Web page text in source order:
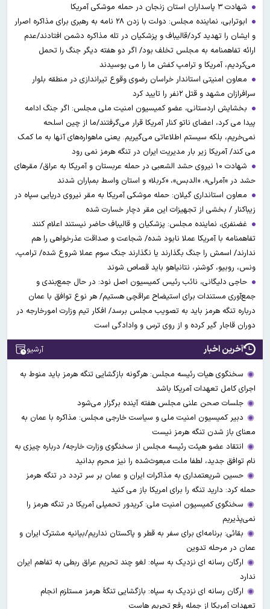
شهادت ۳ ‌پاسداران استان زنجان در حمله موشکی آمریکا
ابوترابی، نماینده مجلس: دولت با زدن ۲۸ نامه به رهبری برای مذاکره اصرار
و ایشان را تهدید کرد/قالیباف و پزشکیان در تله مذاکره دشمن افتادند/عدم
ارائه تفاهمنامه به مجلس تخلف بود/ اگر دو هفته دیگر جنگ را تحمل
می‌کردیم، آمریکا و ترامپ کفش ما را می بوسیدند
معاون امنیتی استاندار خراسان رضوی وقوع تیراندازی در منطقه بلوار
سرافرازان مشهد و قتل ۲نفر را تایید کرد
بخشایش اردستانی، عضو کمیسیون امنیت ملی مجلس: اگر جنگ ادامه
پیدا می کرد، اعضای ناتو کنار آمریکا قرار می‌گرفتند/ما از چین اسلحه
نمی‌خریم، بلکه سیستم اطلاعاتی می‌گیریم. یعنی ماهواره‌های آنها به ما کمک
می کند/ آمریکا زیر بار مدیریت ایران در تنگه هرمز نمی رود
شهادت ۱۰ نیروی حشد الشعبی در حمله عربستان و آمریکا به عراق/ مقرهای
حشد در »آمرلی»، «الدبس»، «کربلا« و استان واسط بمباران شدند
معاون استانداری گیلان: حمله موشکی آمریکا به مقر نیروی دریایی سپاه در
زیباکنار / بخشی از تجهیزات این مقر دچار خسارت شده
غضنفری، نماینده مجلس: پزشکیان و قالیباف حاضر نیستند اعلام کنند
تفاهمنامه با آمریکا عملا نابود شده/ شجاعت و صداقت عذرخواهی را هم
ندارند/ اسمش را جنگ بگذارند یا نگذارند جنگ سوم عملا شروع شده/ ترامپ،
ونس، روبیو، کوشنر، نتانیاهو باید قصاص شوند
حاجی دلیگانی، نائب رئیس کمیسیون اصل نود: در حال جمع‌بندی و
جمع‌آوری مستندات برای استیضاح عراقچی هستیم/ هر نوع توافق با عمان
درباره تنگه هرمز باید به تصویب مجلس برسد/ افکار تیم وزارت امورخارجه در
دوران قاجار گیر کرده و از روی ترس و وادادگی است
آخرین اخبار آرشیو
سخنگوی هیات رئیسه مجلس: هرگونه بازگشایی تنگه هرمز باید منوط به
اجرای کامل تعهدات آمریکا باشد
جلسات صحن علنی مجلس هفته آینده برگزار می‌شود
دبیر کمیسیون امنیت ملی و سیاست خارجی مجلس: مذاکره با عمان به
معنای باز شدن تنگه هرمز نیست
انتقاد عضو هیئت رئیسه مجلس از سخنگوی وزارت خارجه/ درباره چیزی به
نام توافق جدید، لطفا ملت مبعوث‌شده را نیز محرم بدانید
حسین شریعتمداری به مذاکرات ایران و عمان بر سر تردد در تنگه هرمز
حمله کرد: دارید تنگه را برای امریکا باز می کنید
سخنگوی کمیسیون امنیت ملی: کریدور تحمیلی آمریکا در تنگه هرمز را
نمی‌پذیریم
بقائی: برنامه‌ای برای سفر به قطر و پاکستان نداریم/بیانیه مشترک ایران و
عمان در مرحله تدوین
ارگان رسانه ای نزدیک به سپاه: لغو چند تحریم عراق ربطی به تفاهم ایران
ندارد
ارگان رسانه ای نزدیک به سپاه: بازگشایی تنگۀ هرمز مستلزم انجام
تعهدات آمریکا از جمله رفع تحریم هاست